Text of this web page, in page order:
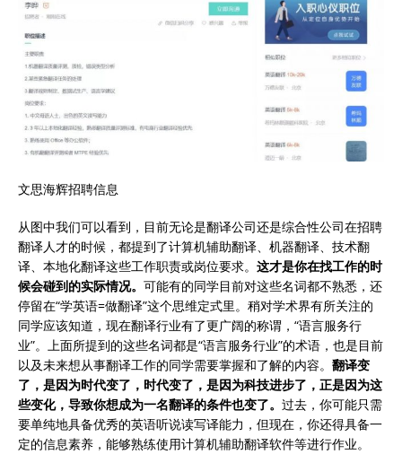
文思海辉招聘信息
从图中我们可以看到，目前无论是翻译公司还是综合性公司在招聘
翻译人才的时候，都提到了计算机辅助翻译、机器翻译、技术翻
译、本地化翻译这些工作职责或岗位要求。 这才是你在找工作的时
候会碰到的实际情况。 可能有的同学目前对这些名词都不熟悉，还
停留在“学英语=做翻译”这个思维定式里。稍对学术界有所关注的
同学应该知道，现在翻译行业有了更广阔的称谓，“语言服务行
业”。上面所提到的这些名词都是“语言服务行业”的术语，也是目前
以及未来想从事翻译工作的同学需要掌握和了解的内容。 翻译变
了，是因为时代变了，时代变了，是因为科技进步了，正是因为这
些变化，导致你想成为一名翻译的条件也变了。 过去，你可能只需
要单纯地具备优秀的英语听说读写译能力，但现在，你还得具备一
定的信息素养，能够熟练使用计算机辅助翻译软件等进行作业。